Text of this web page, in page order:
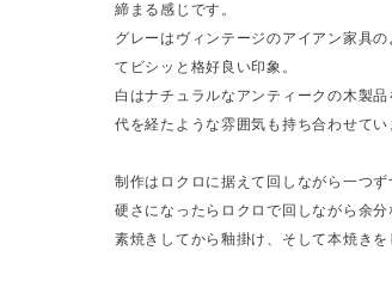
締まる感じです。
グレーはヴィンテージのアイアン家具
てビシッと格好良い印象。
白はナチュラルなアンティークの木製
代を経たような雰囲気も持ち合わせてい
制作はロクロに据えて回しながら一つ
硬さになったらロクロで回しながら余
素焼きしてから釉掛け、そして本焼き